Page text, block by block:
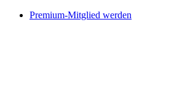
Premium-Mitglied werden